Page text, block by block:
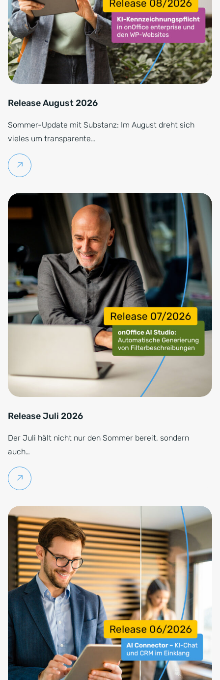
Release August 2026
Sommer-Update mit Substanz: Im August dreht sich
vieles um transparente…
Weiterlesen
Release Juli 2026
Der Juli hält nicht nur den Sommer bereit, sondern
auch…
Weiterlesen